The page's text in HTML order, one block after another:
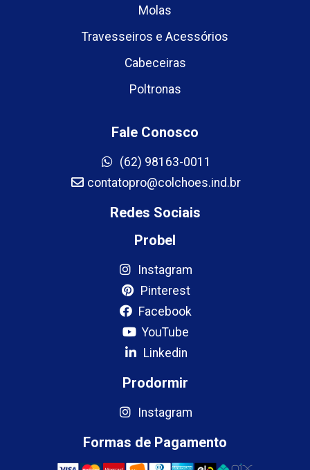
Molas
Travesseiros e Acessórios
Cabeceiras
Poltronas
Fale Conosco
(62) 98163-0011
contatopro@colchoes.ind.br
Redes Sociais
Probel
Instagram
Pinterest
Facebook
YouTube
Linkedin
Prodormir
Instagram
Formas de Pagamento